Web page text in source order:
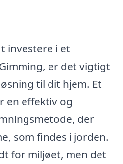
investere i et
er det vigtigt
til dit hjem. Et
en effektiv og
der
som findes i jorden.
for miljøet, men det